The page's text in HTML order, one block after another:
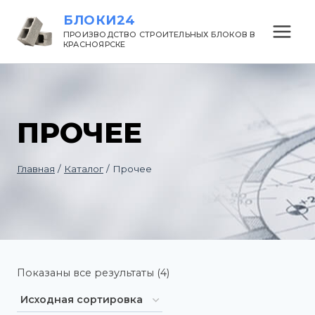
БЛОКИ24
ПРОИЗВОДСТВО СТРОИТЕЛЬНЫХ БЛОКОВ В
КРАСНОЯРСКЕ
ПРОЧЕЕ
Главная / Каталог / Прочее
Показаны все результаты (4)